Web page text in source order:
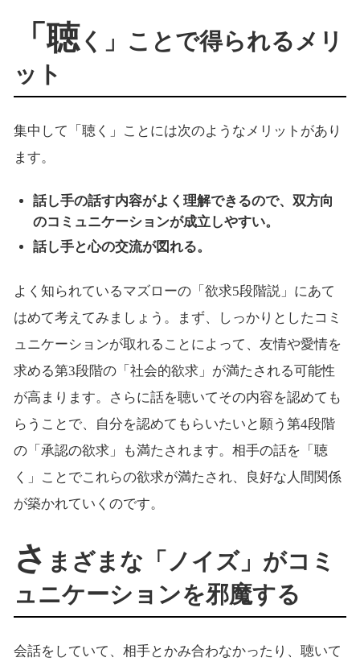
「聴く」ことで得られるメリ
ット
集中して「聴く」ことには次のようなメリットがあり
ます。
話し手の話す内容がよく理解できるので、双方向
のコミュニケーションが成立しやすい。
話し手と心の交流が図れる。
よく知られているマズローの「欲求5段階説」にあて
はめて考えてみましょう。まず、しっかりとしたコミ
ュニケーションが取れることによって、友情や愛情を
求める第3段階の「社会的欲求」が満たされる可能性
が高まります。さらに話を聴いてその内容を認めても
らうことで、自分を認めてもらいたいと願う第4段階
の「承認の欲求」も満たされます。相手の話を「聴
く」ことでこれらの欲求が満たされ、良好な人間関係
が築かれていくのです。
さ まざまな「ノイズ」がコミ
ュニケーションを邪魔する
会話をしていて、相手とかみ合わなかったり、聴いて